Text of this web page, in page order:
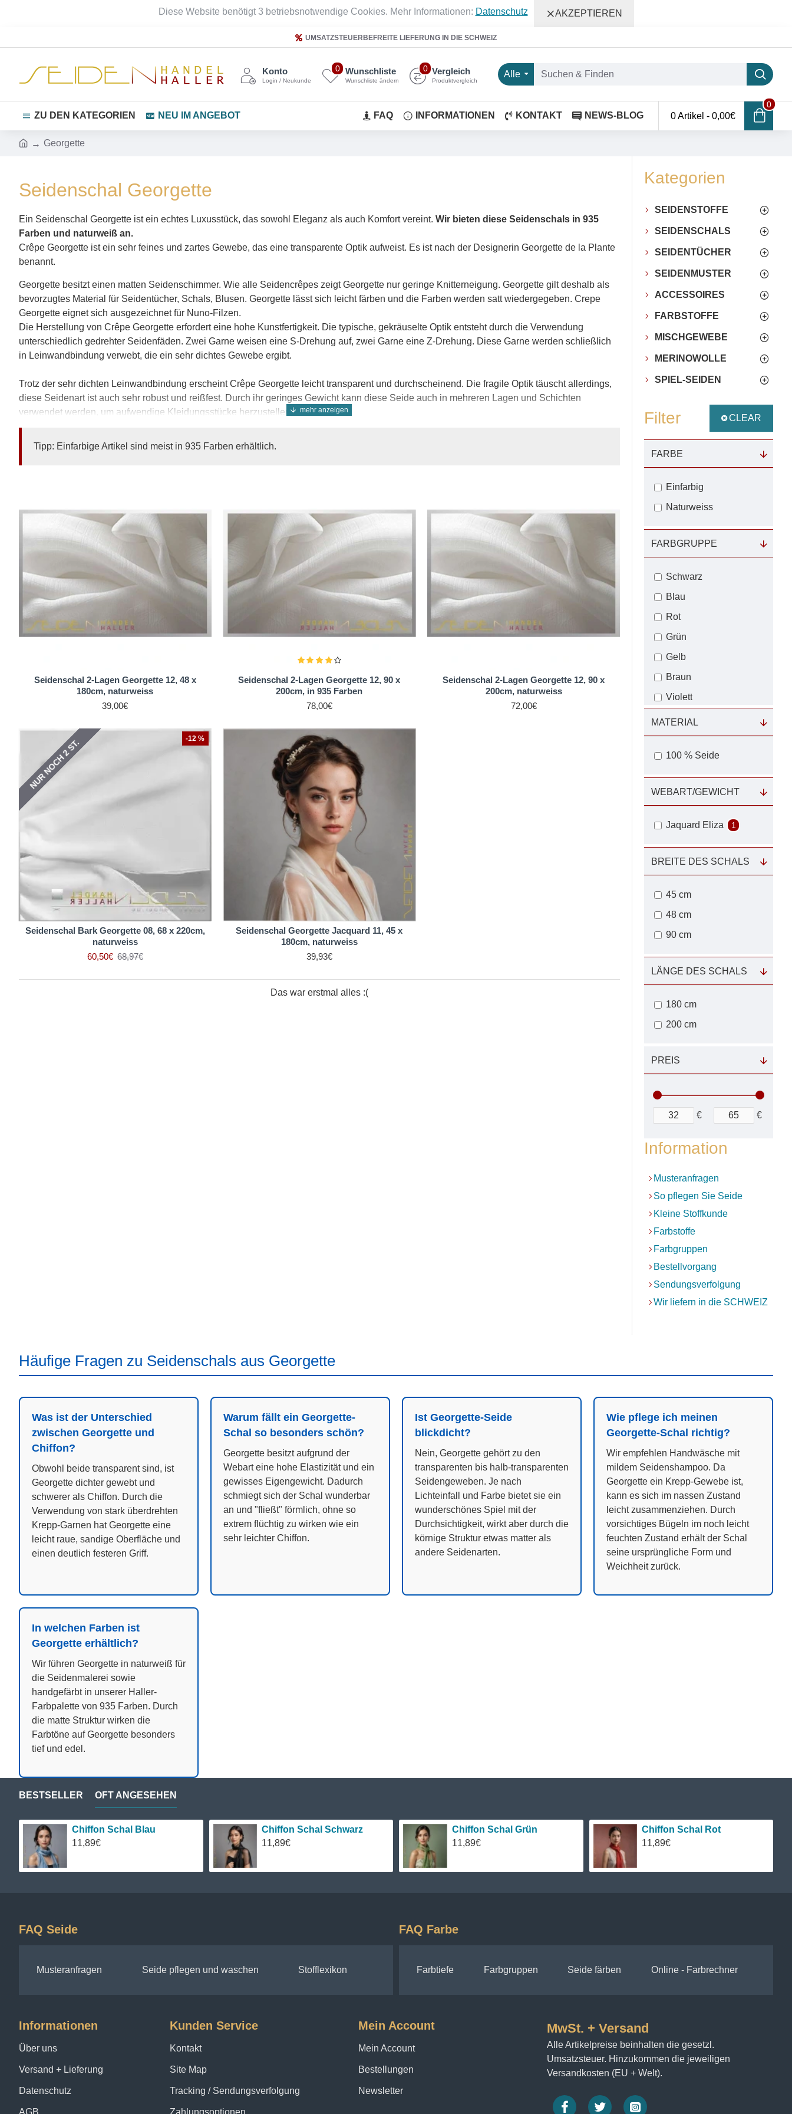
Diese Website benötigt 3 betriebsnotwendige Cookies. Mehr Informationen: Datenschutz AKZEPTIEREN
UMSATZSTEUERBEFREITE LIEFERUNG IN DIE SCHWEIZ
Alle
Konto
Login / Neukunde
Wunschliste
Wunschliste ändern
0 Vergleich
Produktvergleich
0
ZU DEN KATEGORIEN NEU IM ANGEBOT FAQ INFORMATIONEN KONTAKT NEWS-BLOG 0 Artikel - 0,00€
0
Georgette
Seidenschal Georgette
Ein Seidenschal Georgette ist ein echtes Luxusstück, das sowohl Eleganz als auch Komfort vereint. Wir bieten diese Seidenschals in 935
Farben und naturweiß an.
Crêpe Georgette ist ein sehr feines und zartes Gewebe, das eine transparente Optik aufweist. Es ist nach der Designerin Georgette de la Plante
benannt.
Georgette besitzt einen matten Seidenschimmer. Wie alle Seidencrêpes zeigt Georgette nur geringe Knitterneigung. Georgette gilt deshalb als
bevorzugtes Material für Seidentücher, Schals, Blusen. Georgette lässt sich leicht färben und die Farben werden satt wiedergegeben. Crepe
Georgette eignet sich ausgezeichnet für Nuno-Filzen.
Die Herstellung von Crêpe Georgette erfordert eine hohe Kunstfertigkeit. Die typische, gekräuselte Optik entsteht durch die Verwendung
unterschiedlich gedrehter Seidenfäden. Zwei Garne weisen eine S-Drehung auf, zwei Garne eine Z-Drehung. Diese Garne werden schließlich
in Leinwandbindung verwebt, die ein sehr dichtes Gewebe ergibt.
Trotz der sehr dichten Leinwandbindung erscheint Crêpe Georgette leicht transparent und durchscheinend. Die fragile Optik täuscht allerdings,
diese Seidenart ist auch sehr robust und reißfest. Durch ihr geringes Gewicht kann diese Seide auch in mehreren Lagen und Schichten
verwendet werden, um aufwendige Kleidungsstücke herzustellen.
Ein Seidenschal aus Crêpe Georgette bietet viele Vorteile. Er ist leicht, aber dennoch robust und reißfest. Er kann in mehreren Lagen getragen
werden, ohne dass er schwer wird. Darüber hinaus lässt sich Crêpe Georgette hervorragend einfärben und ist daher in zahlreichen
Farbvarianten erhältlich.
Brautkleider eingesetzt. Auch für Heimtextilien kommt es zum Einsatz.
Tipp: Einfarbige Artikel sind meist in 935 Farben erhältlich.
Seidenschal 2-Lagen Georgette 12, 48 x
180cm, naturweiss
39,00€
Seidenschal 2-Lagen Georgette 12, 90 x
200cm, in 935 Farben
78,00€
Seidenschal 2-Lagen Georgette 12, 90 x
200cm, naturweiss
72,00€
NUR NOCH 3 ST.
NUR NOCH 2 ST. -12 %
Seidenschal Bark Georgette 08, 68 x 220cm,
naturweiss
60,50€ 68,97€
Seidenschal Georgette Jacquard 11, 45 x
180cm, naturweiss
39,93€
Das war erstmal alles :(
Kategorien
SEIDENSTOFFE
SEIDENSCHALS
SEIDENTÜCHER
SEIDENMUSTER
ACCESSOIRES
FARBSTOFFE
MISCHGEWEBE
MERINOWOLLE
SPIEL-SEIDEN
Filter CLEAR
PREIS
€ €
MATERIAL
100 % Seide
LÄNGE DES SCHALS
180 cm
200 cm
BREITE DES SCHALS
45 cm
48 cm
90 cm
FARBGRUPPE
Schwarz
Blau
Rot
Grün
Gelb
Braun
Violett
FARBE
Einfarbig
Naturweiss
WEBART/GEWICHT
Jaquard Eliza 1
Information
Musteranfragen
So pflegen Sie Seide
Kleine Stoffkunde
Farbstoffe
Farbgruppen
Bestellvorgang
Sendungsverfolgung
Wir liefern in die SCHWEIZ
Häufige Fragen zu Seidenschals aus Georgette
Was ist der Unterschied
zwischen Georgette und
Chiffon?
Obwohl beide transparent sind, ist
Georgette dichter gewebt und
schwerer als Chiffon. Durch die
Verwendung von stark überdrehten
Krepp-Garnen hat Georgette eine
leicht raue, sandige Oberfläche und
einen deutlich festeren Griff.
Warum fällt ein Georgette-
Schal so besonders schön?
Georgette besitzt aufgrund der
Webart eine hohe Elastizität und ein
gewisses Eigengewicht. Dadurch
schmiegt sich der Schal wunderbar
an und "fließt" förmlich, ohne so
extrem flüchtig zu wirken wie ein
sehr leichter Chiffon.
Ist Georgette-Seide
blickdicht?
Nein, Georgette gehört zu den
transparenten bis halb-transparenten
Seidengeweben. Je nach
Lichteinfall und Farbe bietet sie ein
wunderschönes Spiel mit der
Durchsichtigkeit, wirkt aber durch die
körnige Struktur etwas matter als
andere Seidenarten.
Wie pflege ich meinen
Georgette-Schal richtig?
Wir empfehlen Handwäsche mit
mildem Seidenshampoo. Da
Georgette ein Krepp-Gewebe ist,
kann es sich im nassen Zustand
leicht zusammenziehen. Durch
vorsichtiges Bügeln im noch leicht
feuchten Zustand erhält der Schal
seine ursprüngliche Form und
Weichheit zurück.
In welchen Farben ist
Georgette erhältlich?
Wir führen Georgette in naturweiß für
die Seidenmalerei sowie
handgefärbt in unserer Haller-
Farbpalette von 935 Farben. Durch
die matte Struktur wirken die
Farbtöne auf Georgette besonders
tief und edel.
BESTSELLER OFT ANGESEHEN
Chiffon Schal Blau
11,89€
Chiffon Schal Schwarz
11,89€
Chiffon Schal Grün
11,89€
Chiffon Schal Rot
11,89€
FAQ Seide
Musteranfragen Seide pflegen und waschen Stofflexikon
FAQ Farbe
Farbtiefe Farbgruppen Seide färben Online - Farbrechner
Informationen
Über uns
Versand + Lieferung
Datenschutz
AGB
Kunden Service
Kontakt
Site Map
Tracking / Sendungsverfolgung
Zahlungsoptionen
Mein Account
Mein Account
Bestellungen
Newsletter
MwSt. + Versand
Alle Artikelpreise beinhalten die gesetzl.
Umsatzsteuer. Hinzukommen die jeweiligen
Versandkosten (EU + Welt).